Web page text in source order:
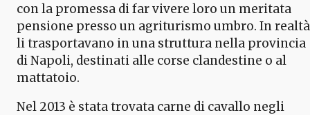
con la promessa di far vivere loro un meritata
pensione presso un agriturismo umbro. In
li trasportavano in una struttura nella provincia
di Napoli, destinati alle corse clandestine o al
mattatoio.
Nel 2013 è stata trovata carne di cavallo negli